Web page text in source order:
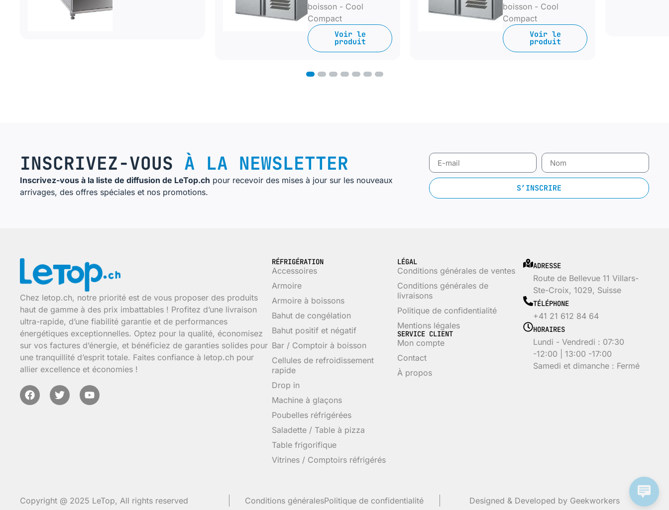
boisson - Cool
Compact
Voir le
produit
boisson - Cool
Compact
Voir le
produit
3 4 5 6 7
INSCRIVEZ-VOUS À LA NEWSLETTER
Inscrivez-vous à la liste de diffusion de LeTop.ch pour recevoir des mises à jour sur les nouveaux
arrivages, des offres spéciales et nos promotions.
S’INSCRIRE
Chez letop.ch, notre priorité est de vous proposer des produits
haut de gamme à des prix imbattables ! Profitez d’une livraison
ultra-rapide, d’une fiabilité garantie et de performances
énergétiques exceptionnelles. Optez pour la qualité, économisez
sur vos factures d’énergie, et bénéficiez de garanties solides pour
une tranquillité d’esprit totale. Faites confiance à letop.ch pour
allier excellence et économies !
RÉFRIGÉRATION
Accessoires
Armoire
Armoire à boissons
Bahut de congélation
Bahut positif et négatif
Bar / Comptoir à boisson
Cellules de refroidissement
rapide
Drop in
Machine à glaçons
Poubelles réfrigérées
Saladette / Table à pizza
Table frigorifique
Vitrines / Comptoirs réfrigérés
LÉGAL
Conditions générales de ventes
Conditions générales de
livraisons
Politique de confidentialité
Mentions légales
SERVICE CLIENT
Mon compte
Contact
À propos
ADRESSE
Route de Bellevue 11 Villars-
Ste-Croix, 1029, Suisse
TÉLÉPHONE
+41 21 612 84 64
HORAIRES
Lundi - Vendredi : 07:30
-12:00 | 13:00 -17:00
Samedi et dimanche : Fermé
Copyright @ 2025 LeTop, All rights reserved Conditions généralesPolitique de confidentialité Designed & Developed by Geekworkers